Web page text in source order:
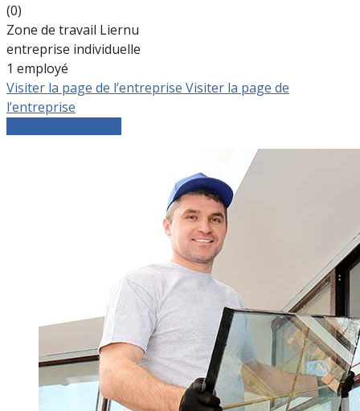
(0)
Zone de travail Liernu
entreprise individuelle
1 employé
Visiter la page de l’entreprise Visiter la page de
l’entreprise